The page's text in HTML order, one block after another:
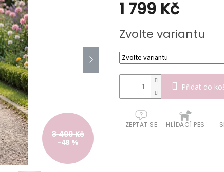
3 499 Kč
–48 %
1 799 Kč
cena:
Zvolte variantu
Přidat do
ZEPTAT SE HLÍDACÍ PES